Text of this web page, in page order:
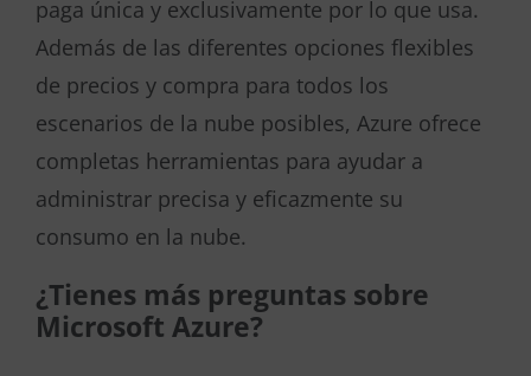
paga única y exclusivamente por lo que usa.
Además de las diferentes opciones flexibles
de precios y compra para todos los
escenarios de la nube posibles, Azure ofrece
completas herramientas para ayudar a
administrar precisa y eficazmente su
consumo en la nube.
¿Tienes más preguntas sobre
Microsoft Azure?